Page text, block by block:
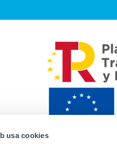
usa cookies